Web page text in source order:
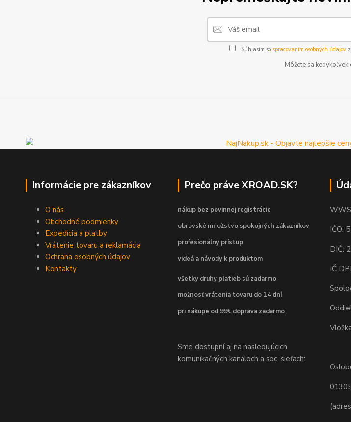
Súhlasím so spracovaním osobných údajov
Môžete sa kedykoľvek
Informácie pre zákazníkov
O nás
Obchodné podmienky
Expedícia a platby
Vrátenie tovaru a reklamácia
Ochrana osobných údajov
Kontakty
Prečo práve XROAD.SK?
nákup bez povinnej registrácie
obrovské množstvo spokojných zákazníkov
profesionálny prístup
videá a návody k produktom
všetky druhy platieb sú zadarmo
možnosť vrátenia tovaru do 14 dní
pri nákupe od 99€ doprava zadarmo
Sme dostupní aj na nasledujúcich
komunikačných kanáloch a soc. sieťach:
IČO:
DIČ:
IČ